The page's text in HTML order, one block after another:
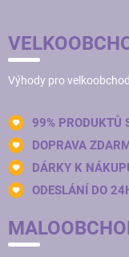
Výhody pro
99% PRODUKTŮ
DOPRAVA
DÁRKY K
ODESLÁNÍ DO